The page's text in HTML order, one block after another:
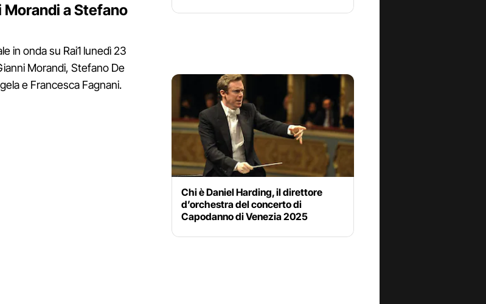
a Stefano
in onda su Rai1 lunedì 23
Morandi, Stefano De
e Francesca Fagnani.
Chi è Daniel Harding, il direttore
d’orchestra del concerto di
Capodanno di Venezia 2025